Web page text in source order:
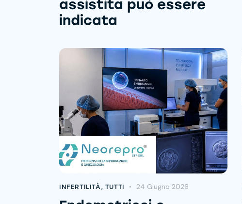
assistita può essere
indicata
INFERTILITÀ , TUTTI 24 Giugno 2026